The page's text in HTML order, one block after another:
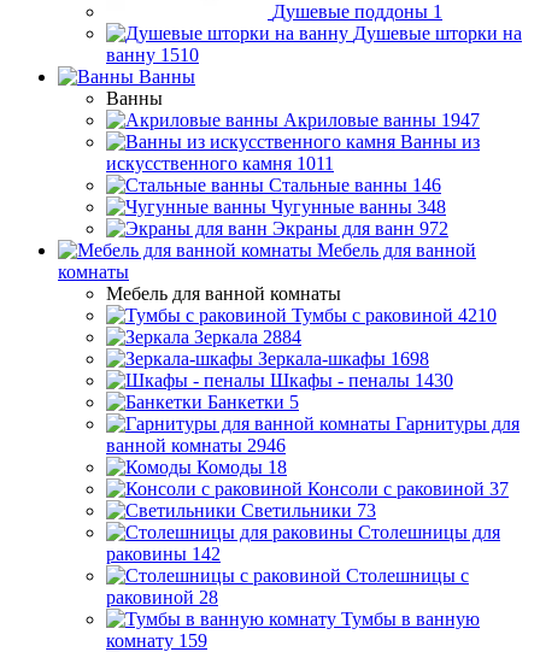
Душевые поддоны 1
Душевые шторки на
ванну 1510
Ванны
Ванны
Акриловые ванны 1947
Ванны из
искусственного камня 1011
Стальные ванны 146
Чугунные ванны 348
Экраны для ванн 972
Мебель для ванной
комнаты
Мебель для ванной комнаты
Тумбы с раковиной 4210
Зеркала 2884
Зеркала-шкафы 1698
Шкафы - пеналы 1430
Банкетки 5
Гарнитуры для
ванной комнаты 2946
Комоды 18
Консоли с раковиной 37
Светильники 73
Столешницы для
раковины 142
Столешницы с
раковиной 28
Тумбы в ванную
комнату 159